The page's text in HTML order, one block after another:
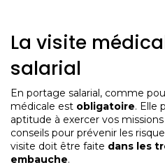
La visite
salarial
En portage salarial, comme
médicale est obligatoire. Elle
aptitude à exercer vos
conseils pour prévenir les
visite doit être faite dans les
embauche.